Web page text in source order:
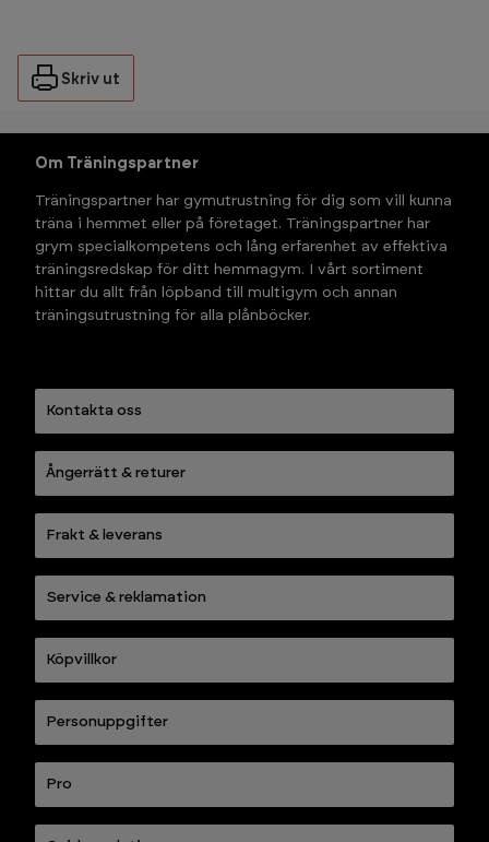
Skriv ut
Om Träningspartner
Träningspartner har gymutrustning för dig som vill kunna
träna i hemmet eller på företaget. Träningspartner har
grym specialkompetens och lång erfarenhet av effektiva
träningsredskap för ditt hemmagym. I vårt sortiment
hittar du allt från löpband till multigym och annan
träningsutrustning för alla plånböcker.
Kontakta oss
Ångerrätt & returer
Frakt & leverans
Service & reklamation
Köpvillkor
Personuppgifter
Pro